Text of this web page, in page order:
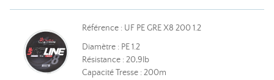
Référence : UF PE GRE X8 200 1.2
Diamètre : PE 1.2
Résistance : 20,9lb
Capacité Tresse : 200m